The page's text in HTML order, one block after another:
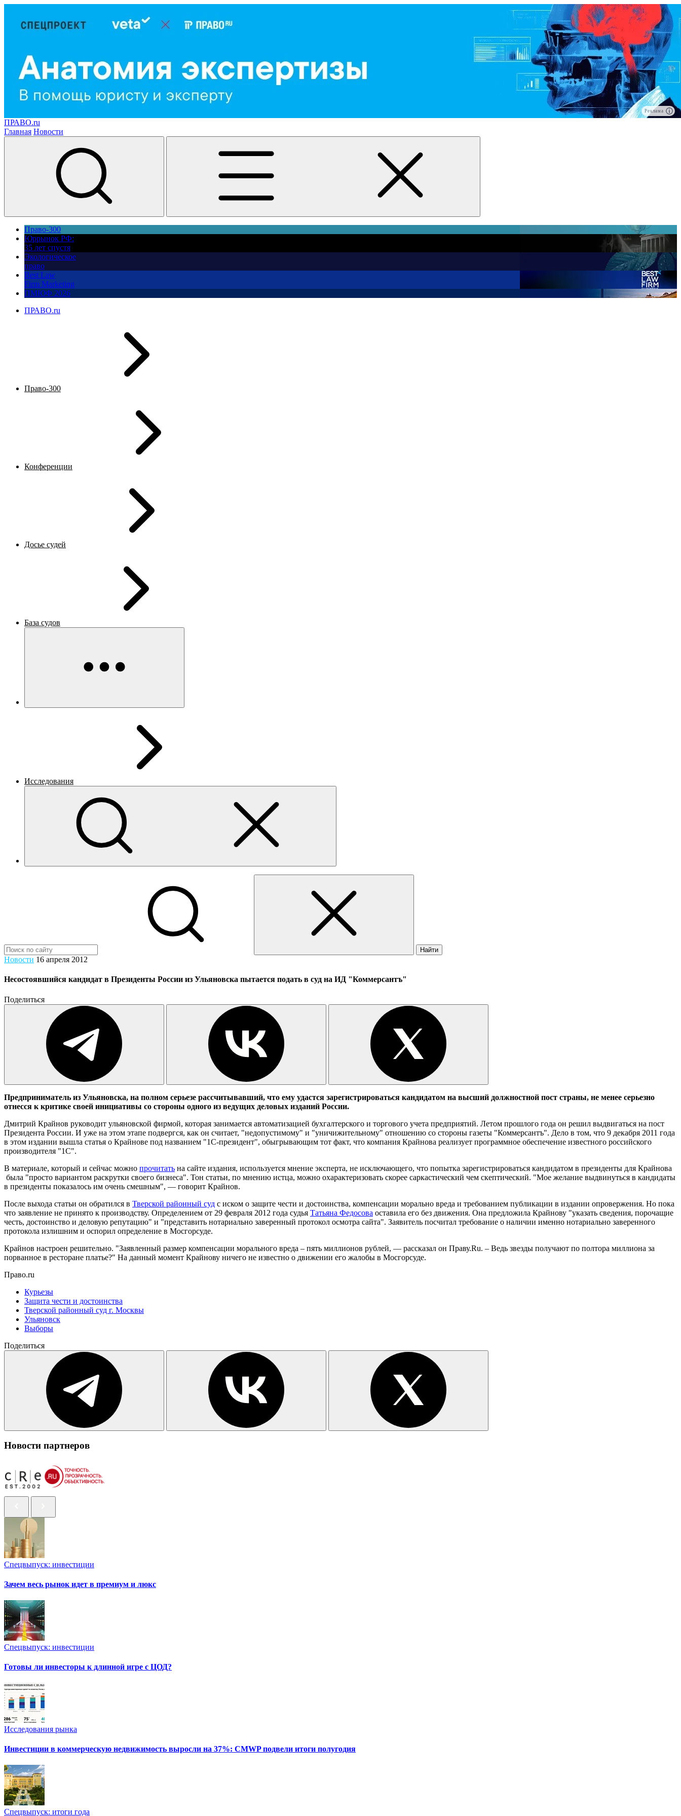
Реклама
ПРАВО.ru
Главная Новости
Право-300
Юррынок РФ:
35 лет спустя
Экологическое
право
Best Law
Firm Marketing
ПМЮФ 2026
ПРАВО.ru
Право-300
Конференции
Досье судей
База судов
Исследования
Найти
Новости 16 апреля 2012
Несостоявшийся кандидат в Президенты России из Ульяновска пытается подать в суд на ИД "Коммерсантъ"
Поделиться
Предприниматель из Ульяновска, на полном серьезе рассчитывавший, что ему удастся зарегистрироваться кандидатом на высший должностной пост страны, не менее серьезно
отнесся к критике своей инициативы со стороны одного из ведущих деловых изданий России.
Дмитрий Крайнов руководит ульяновской фирмой, которая занимается автоматизацией бухгалтерского и торгового учета предприятий. Летом прошлого года он решил выдвигаться на пост
Президента России. И уже на этом этапе подвергся, как он считает, "недопустимому" и "уничижительному" отношению со стороны газеты "Коммерсантъ". Дело в том, что 9 декабря 2011 года
в этом издании вышла статья о Крайнове под названием "1С-президент", обыгрывающим тот факт, что компания Крайнова реализует программное обеспечение известного российского
производителя "1С".
В материале, который и сейчас можно прочитать на сайте издания, используется мнение эксперта, не исключающего, что попытка зарегистрироваться кандидатом в президенты для Крайнова
была "просто вариантом раскрутки своего бизнеса". Тон статьи, по мнению истца, можно охарактеризовать скорее саркастический чем скептический. "Мое желание выдвинуться в кандидаты
в президенты показалось им очень смешным", — говорит Крайнов.
После выхода статьи он обратился в Тверской районный суд с иском о защите чести и достоинства, компенсации морально вреда и требованием публикации в издании опровержения. Но пока
что заявление не принято к производству. Определением от 29 февраля 2012 года судья Татьяна Федосова оставила его без движения. Она предложила Крайнову "указать сведения, порочащие
честь, достоинство и деловую репутацию" и "представить нотариально заверенный протокол осмотра сайта". Заявитель посчитал требование о наличии именно нотариально заверенного
протокола излишним и оспорил определение в Мосгорсуде.
Крайнов настроен решительно. "Заявленный размер компенсации морального вреда – пять миллионов рублей, — рассказал он Праву.Ru. – Ведь звезды получают по полтора миллиона за
порванное в ресторане платье?" На данный момент Крайнову ничего не известно о движении его жалобы в Мосгорсуде.
Право.ru
Курьезы
Защита чести и достоинства
Тверской районный суд г. Москвы
Ульяновск
Выборы
Поделиться
Новости партнеров
Спецвыпуск: инвестиции
Зачем весь рынок идет в премиум и люкс
Спецвыпуск: инвестиции
Готовы ли инвесторы к длинной игре с ЦОД?
Исследования рынка
Инвестиции в коммерческую недвижимость выросли на 37%: CMWP подвели итоги полугодия
Спецвыпуск: итоги года